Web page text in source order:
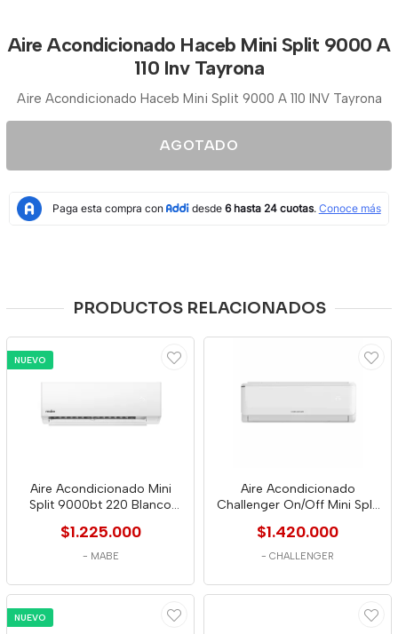
Aire Acondicionado Haceb Mini Split 9000 A
110 Inv Tayrona
Aire Acondicionado Haceb Mini Split 9000 A 110 INV Tayrona
AGOTADO
PRODUCTOS RELACIONADOS
NUEVO
Aire Acondicionado Mini
Split 9000bt 220 Blanco
$1.225.000
- MABE
Aire Acondicionado
Challenger On/Off Mini Split
$1.420.000
- CHALLENGER
NUEVO